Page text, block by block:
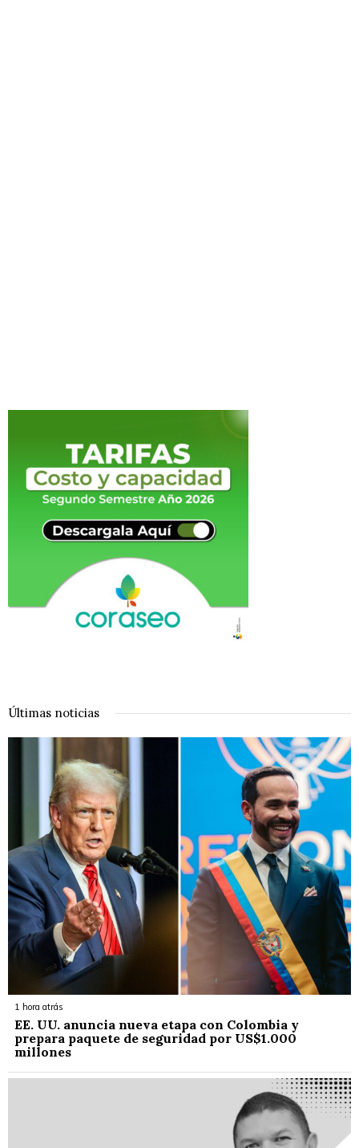
Últimas noticias
1 hora atrás
EE. UU. anuncia nueva etapa con Colombia y
prepara paquete de seguridad por US$1.000
millones